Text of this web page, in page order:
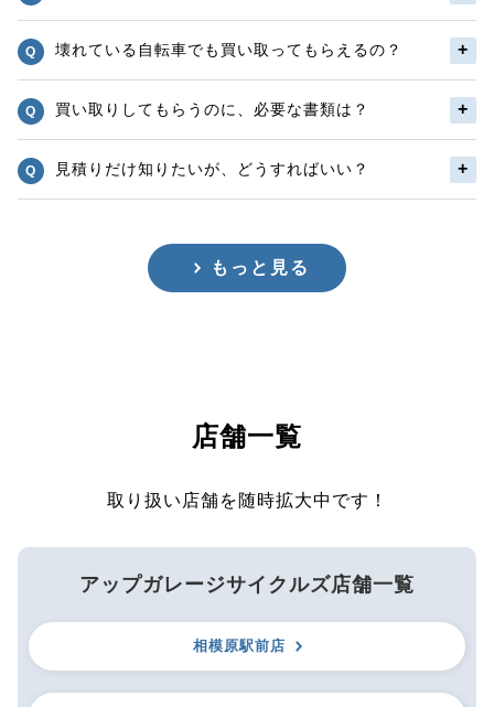
壊れている自転車でも買い取ってもらえるの？
買い取りしてもらうのに、必要な書類は？
見積りだけ知りたいが、どうすればいい？
もっと見る
店舗一覧
取り扱い店舗を随時拡大中です！
アップガレージサイクルズ店舗一覧
相模原駅前店